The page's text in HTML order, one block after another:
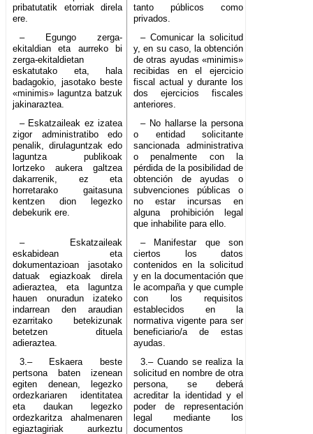
pribatutatik etorriak direla
ere.
tanto públicos como
privados.
– Egungo zerga-
ekitaldian eta aurreko bi
zerga-ekitaldietan
eskatutako eta, hala
badagokio, jasotako beste
«minimis» laguntza batzuk
jakinaraztea.
– Comunicar la solicitud
y, en su caso, la obtención
de otras ayudas «minimis»
recibidas en el ejercicio
fiscal actual y durante los
dos ejercicios fiscales
anteriores.
– Eskatzaileak ez izatea
zigor administratibo edo
penalik, dirulaguntzak edo
laguntza publikoak
lortzeko aukera galtzea
dakarrenik, ez eta
horretarako gaitasuna
kentzen dion legezko
debekurik ere.
– No hallarse la persona
o entidad solicitante
sancionada administrativa
o penalmente con la
pérdida de la posibilidad de
obtención de ayudas o
subvenciones públicas o
no estar incursas en
alguna prohibición legal
que inhabilite para ello.
– Eskatzaileak
eskabidean eta
dokumentazioan jasotako
datuak egiazkoak direla
adieraztea, eta laguntza
hauen onuradun izateko
indarrean den araudian
ezarritako betekizunak
betetzen dituela
adieraztea.
– Manifestar que son
ciertos los datos
contenidos en la solicitud
y en la documentación que
le acompaña y que cumple
con los requisitos
establecidos en la
normativa vigente para ser
beneficiario/a de estas
ayudas.
3.– Eskaera beste
pertsona baten izenean
egiten denean, legezko
ordezkariaren identitatea
eta daukan legezko
ordezkaritza ahalmenaren
egiaztagiriak aurkeztu
3.– Cuando se realiza la
solicitud en nombre de otra
persona, se deberá
acreditar la identidad y el
poder de representación
legal mediante los
documentos